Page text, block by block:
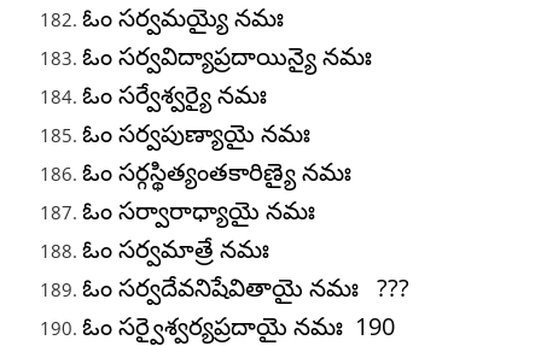
ఓం సర్వమయ్యై నమః
ఓం సర్వవిద్యాప్రదాయిన్యై నమః
ఓం సర్వేశ్వర్యై నమః
ఓం సర్వపుణ్యాయై నమః
ఓం సర్గస్థిత్యంతకారిణ్యై నమః
ఓం సర్వారాధ్యాయై నమః
ఓం సర్వమాత్రే నమః
ఓం సర్వదేవనిషేవితాయై నమః ???
ఓం సర్వైశ్వర్యప్రదాయై నమః 190